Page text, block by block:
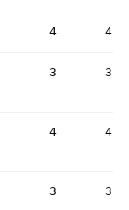
4 4
3 3
4 4
3 3